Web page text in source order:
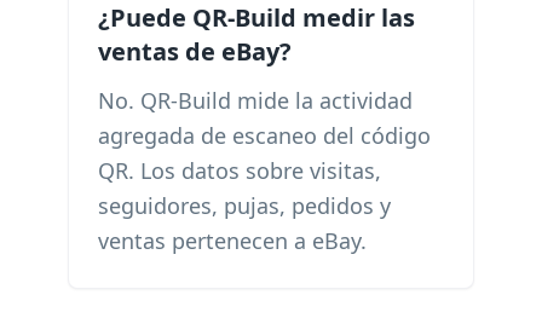
¿Puede QR-Build medir las
ventas de eBay?
No. QR-Build mide la actividad
agregada de escaneo del código
QR. Los datos sobre visitas,
seguidores, pujas, pedidos y
ventas pertenecen a eBay.